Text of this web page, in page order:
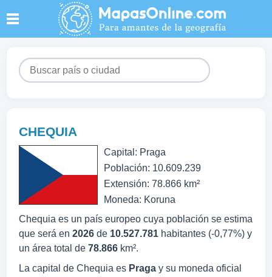
CHEQUIA
Capital: Praga
Población: 10.609.239
Extensión: 78.866 km²
Moneda: Koruna
Chequia es un país europeo cuya población se estima
que será en 2026 de 10.527.781 habitantes (-0,77%) y
un área total de 78.866 km².
La capital de Chequia es Praga y su moneda oficial